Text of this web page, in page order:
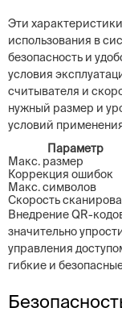
Эти
использования в
безопасность и
условия
считывателя и
нужный размер и
условий
Параметр
Макс. размер
Коррекция ошибок
Макс. символов
Скорость
Внедрение QR-
значительно
управления
гибкие и